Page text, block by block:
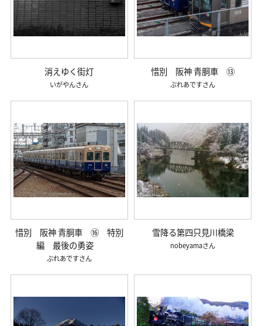
消えゆく街灯
いがやん
惜別 阪神 青胴車 ⑬
ぷれあです
惜別 阪神 青胴車 ⑯ 特別
編 最後の勇姿
ぷれあです
雪降る第四只見川橋梁
nobeyama